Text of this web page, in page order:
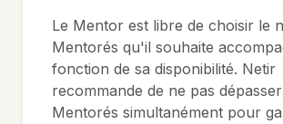
Le Mentor est libre de choisir le
Mentorés qu'il souhaite
fonction de sa disponibilité. Netir
recommande de ne pas
Mentorés simultanément pour